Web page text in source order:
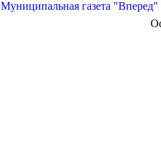
Муниципальная газета "Вперед"